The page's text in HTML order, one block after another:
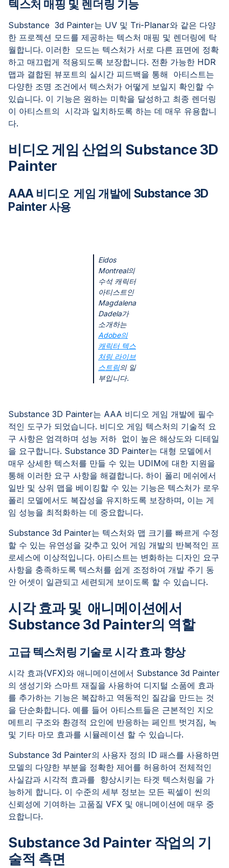
텍스처 매핑 및 렌더링 기능
Substance 3d Painter는 UV 및 Tri-Planar와 같은 다양
한 프로젝션 모드를 제공하는 텍스처 매핑 및 렌더링에 탁
월합니다. 이러한 모드는 텍스처가 서로 다른 표면에 정확
하고 매끄럽게 적용되도록 보장합니다. 전환 가능한 HDR
맵과 결합된 뷰포트의 실시간 피드백을 통해 아티스트는
다양한 조명 조건에서 텍스처가 어떻게 보일지 확인할 수
있습니다. 이 기능은 원하는 미학을 달성하고 최종 렌더링
이 아티스트의 시각과 일치하도록 하는 데 매우 유용합니
다.
비디오 게임 산업의 Substance 3D
Painter
AAA 비디오 게임 개발에 Substance 3D
Painter 사용
Eidos
Montreal의
수석 캐릭터
아티스트인
Magdalena
Dadela가
소개하는
Adobe의
캐릭터 텍스
처링 라이브
스트림의 일
부입니다.
Substance 3D Painter는 AAA 비디오 게임 개발에 필수
적인 도구가 되었습니다. 비디오 게임 텍스처의 기술적 요
구 사항은 엄격하며 성능 저하 없이 높은 해상도와 디테일
을 요구합니다. Substance 3D Painter는 대형 모델에서
매우 상세한 텍스처를 만들 수 있는 UDIM에 대한 지원을
통해 이러한 요구 사항을 해결합니다. 하이 폴리 메쉬에서
일반 및 상위 맵을 베이킹할 수 있는 기능은 텍스처가 로우
폴리 모델에서도 복잡성을 유지하도록 보장하며, 이는 게
임 성능을 최적화하는 데 중요합니다.
Substance 3d Painter는 텍스처와 맵 크기를 빠르게 수정
할 수 있는 유연성을 갖추고 있어 게임 개발의 반복적인 프
로세스에 이상적입니다. 아티스트는 변화하는 디자인 요구
사항을 충족하도록 텍스처를 쉽게 조정하여 개발 주기 동
안 어셋이 일관되고 세련되게 보이도록 할 수 있습니다.
시각 효과 및 애니메이션에서
Substance 3d Painter의 역할
고급 텍스처링 기술로 시각 효과 향상
시각 효과(VFX)와 애니메이션에서 Substance 3d Painter
의 생성기와 스마트 재질을 사용하여 디지털 소품에 효과
를 추가하는 기능은 복잡하고 역동적인 질감을 만드는 것
을 단순화합니다. 예를 들어 아티스트들은 근본적인 지오
메트리 구조와 환경적 요인에 반응하는 페인트 벗겨짐, 녹
및 기타 마모 효과를 시뮬레이션 할 수 있습니다.
Substance 3d Painter의 사용자 정의 ID 패스를 사용하면
모델의 다양한 부분을 정확한 제어를 허용하여 전체적인
사실감과 시각적 효과를 향상시키는 타겟 텍스처링을 가
능하게 합니다. 이 수준의 세부 정보는 모든 픽셀이 씬의
신뢰성에 기여하는 고품질 VFX 및 애니메이션에 매우 중
요합니다.
Substance 3d Painter 작업의 기
술적 측면